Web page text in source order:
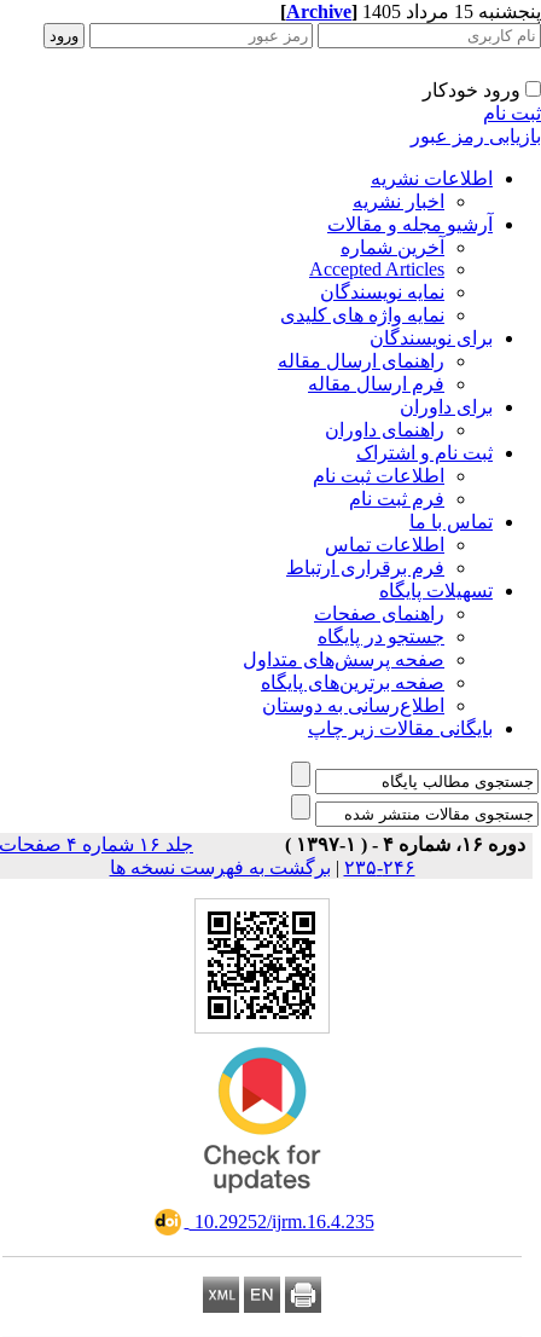
15 مرداد 1405 [Archive]
ورود خودکار
نام
رمز عبور
اطلاعات نشریه
اخبار نشریه
آرشیو مجله و مقالات
آخرین شماره
Accepted Articles
نمایه نویسندگان
نمایه واژه های کلیدی
برای نویسندگان
راهنمای ارسال مقاله
فرم ارسال مقاله
برای داوران
راهنمای داوران
ثبت نام و اشتراک
اطلاعات ثبت نام
فرم ثبت نام
تماس با ما
اطلاعات تماس
فرم برقراری ارتباط
تسهیلات پایگاه
راهنمای صفحات
جستجو در پایگاه
صفحه پرسش‌های متداول
صفحه برترین‌های پایگاه
اطلاع‌رسانی به دوستان
بایگانی مقالات زیر چاپ
دوره ۱۶، شماره ۴ - ( ۱-۱۳۹۷ )
جلد ۱۶ شماره ۴ صفحات
۲۴۶-۲۳۵
|برگشت به فهرست نسخه ها
‎ 10.29252/ijrm.16.4.235